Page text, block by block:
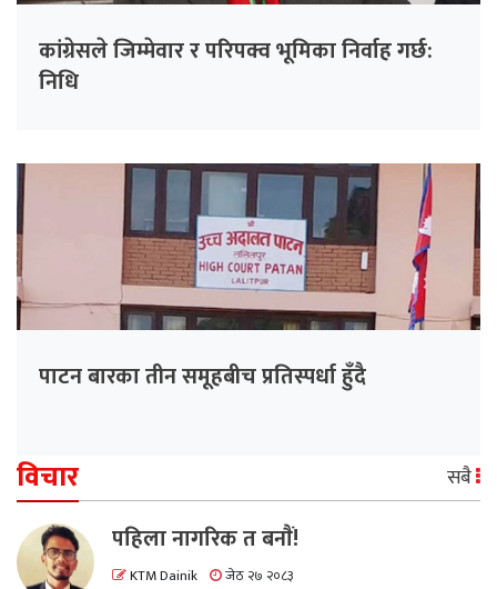
कांग्रेसले जिम्मेवार र परिपक्व भूमिका निर्वाह गर्छ:
निधि
पाटन बारका तीन समूहबीच प्रतिस्पर्धा हुँदै
विचार सबै
पहिला नागरिक त बनाैं!
KTM Dainik जेठ २७ २०८३